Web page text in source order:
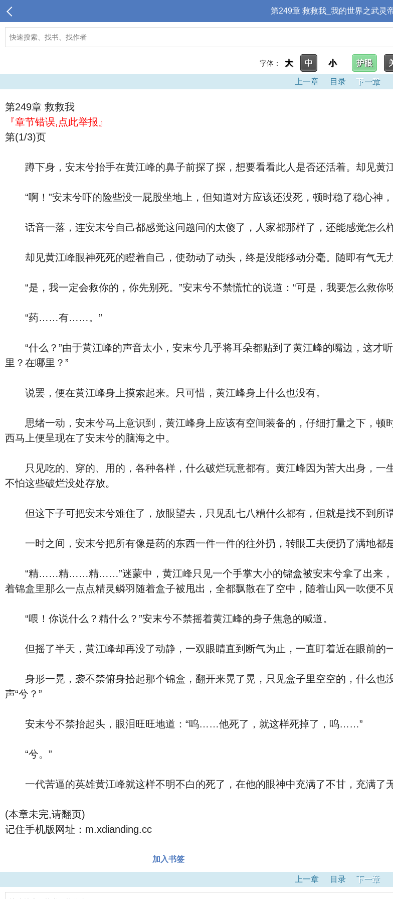
第249章 救救我_我的世界之武灵
字体： 大 中 小 护眼
上一章 目录 下一章
第249章 救救我
『章节错误,点此举报』
第(1/3)页
蹲下身，安末兮抬手在黄江峰的鼻子前探了探，想要看看此人是否还活着。却见黄
“啊！”安末兮吓的险些没一屁股坐地上，但知道对方应该还没死，顿时稳了稳心神，
话音一落，连安末兮自己都感觉这问题问的太傻了，人家都那样了，还能感觉怎么
却见黄江峰眼神死死的瞪着自己，使劲动了动头，终是没能移动分毫。随即有
“是，我一定会救你的，你先别死。”安末兮不禁慌忙的说道：“可是，我要怎么救你
“药……有……。”
“什么？”由于黄江峰的声音太小，安末兮几乎将耳朵都贴到了黄江峰的嘴边，这才
里？在哪里？”
说罢，便在黄江峰身上摸索起来。只可惜，黄江峰身上什么也没有。
思绪一动，安末兮马上意识到，黄江峰身上应该有空间装备的，仔细打量之下，顿
西马上便呈现在了安末兮的脑海之中。
只见吃的、穿的、用的，各种各样，什么破烂玩意都有。黄江峰因为苦大出身，一
不怕这些破烂没处存放。
但这下子可把安末兮难住了，放眼望去，只见乱七八糟什么都有，但就是找不到所
一时之间，安末兮把所有像是药的东西一件一件的往外扔，转眼工夫便扔了满地都
“精……精……精……”迷蒙中，黄江峰只见一个手掌大小的锦盒被安末兮拿了出来，
着锦盒里那么一点点精灵鳞羽随着盒子被甩出，全都飘散在了空中，随着山风一吹便不
“喂！你说什么？精什么？”安末兮不禁摇着黄江峰的身子焦急的喊道。
但摇了半天，黄江峰却再没了动静，一双眼睛直到断气为止，一直盯着近在眼前的一
身形一晃，袭不禁俯身拾起那个锦盒，翻开来晃了晃，只见盒子里空空的，什么也
声“兮？”
安末兮不禁抬起头，眼泪旺旺地道：“呜……他死了，就这样死掉了，呜……”
“兮。”
一代苦逼的英雄黄江峰就这样不明不白的死了，在他的眼神中充满了不甘，充满了
(本章未完,请翻页)
记住手机版网址：m.xdianding.cc
加入书签
上一章 目录 下一章